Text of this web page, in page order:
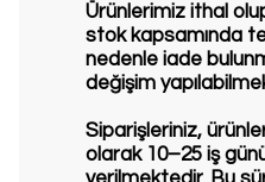
Ürünlerimiz ithal
stok kapsamında
nedenle iade
değişim
Siparişleriniz,
olarak 10–25 iş